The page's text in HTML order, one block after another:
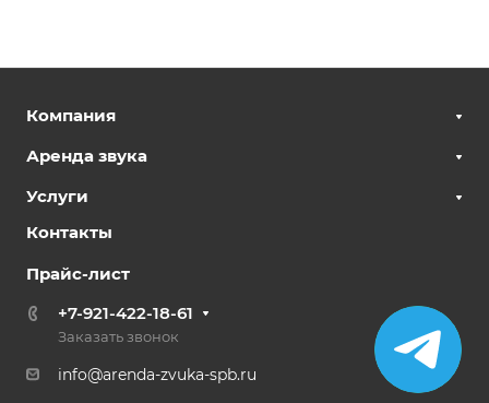
Компания
Аренда звука
Услуги
Контакты
Прайс-лист
+7-921-422-18-61
Заказать звонок
info@arenda-zvuka-spb.ru